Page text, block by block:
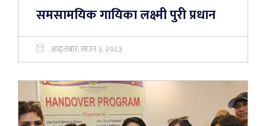
समसामयिक गायिका लक्ष्मी पुरी प्रधान
आइतबार, साउन ३, २०८३